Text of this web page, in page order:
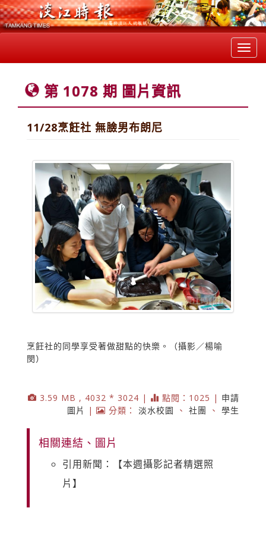
第 1078 期 圖片資訊
11/28烹飪社 無臉男布朗尼
烹飪社的同學享受著做甜點的快樂。（攝影／楊喻
閔）
3.59 MB , 4032 * 3024 | 點閱：1025 | 申請
圖片
| 分類： 淡水校園 、 社團 、 學生
相關連結、圖片
引用新聞：【本週攝影記者精選照
片】